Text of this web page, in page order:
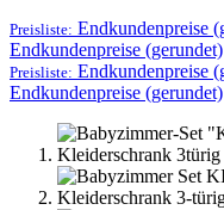
Preisliste: Endkundenpreise
Endkundenpreise (gerundet)
Preisliste: Endkundenpreise
Endkundenpreise (gerundet)